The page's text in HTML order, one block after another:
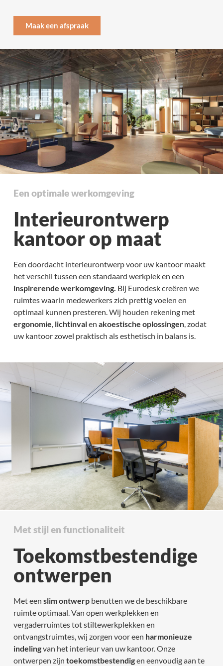
Maak een afspraak
Een optimale werkomgeving
Interieurontwerp
kantoor op maat
Een doordacht interieurontwerp voor uw kantoor maakt
het verschil tussen een standaard werkplek en een
inspirerende werkomgeving. Bij Eurodesk creëren we
ruimtes waarin medewerkers zich prettig voelen en
optimaal kunnen presteren. Wij houden rekening met
ergonomie, lichtinvalen akoestische oplossingen, zodat
uw kantoor zowel praktisch als esthetisch in balans is.
Met stijl en functionaliteit
Toekomstbestendige
ontwerpen
Met een slim ontwerpbenutten we de beschikbare
ruimte optimaal. Van open werkplekken en
vergaderruimtes tot stiltewerkplekken en
ontvangstruimtes, wij zorgen voor een harmonieuze
indelingvan het interieur van uw kantoor. Onze
ontwerpen zijn toekomstbestendigen eenvoudig aan te